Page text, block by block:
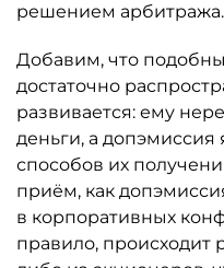
решением арбитража.
Добавим, что
достаточно
развивается: ему
деньги, а допэмиссия
способов их
приём, как
в корпоративных
правило, происходит